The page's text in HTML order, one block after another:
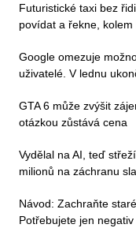
Futuristické taxi bez
povídat a řekne,
Google omezuje
uživatelé. V lednu
GTA 6 může zvýšit
otázkou zůstává cena
Vydělal na AI, teď
milionů na záchranu
Návod: Zachraňte
Potřebujete jen